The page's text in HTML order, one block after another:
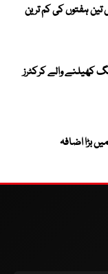
ہفتوں کی کم ترین
کھیلنے والے کرکٹرز
بڑا اضافہ